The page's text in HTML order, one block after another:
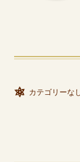
カテゴリーな